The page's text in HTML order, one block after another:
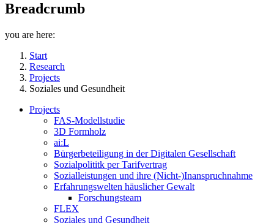
Breadcrumb
you are here:
Start
Research
Projects
Soziales und Gesundheit
Projects
FAS-Modellstudie
3D Formholz
ai:L
Bürgerbeteiligung in der Digitalen Gesellschaft
Sozialpolititk per Tarifvertrag
Sozialleistungen und ihre (Nicht-)Inanspruchnahme
Erfahrungswelten häuslicher Gewalt
Forschungsteam
FLEX
Soziales und Gesundheit